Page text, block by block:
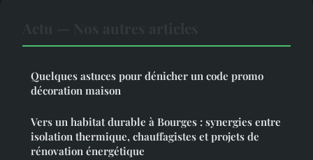
Quelques astuces pour dénicher un code promo
décoration maison
Vers un habitat durable à Bourges : synergies entre
isolation thermique, chauffagistes et projets de
rénovation énergétique